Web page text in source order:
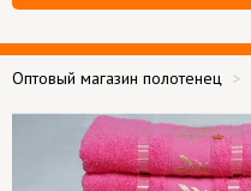
Оптовый магазин полотенец